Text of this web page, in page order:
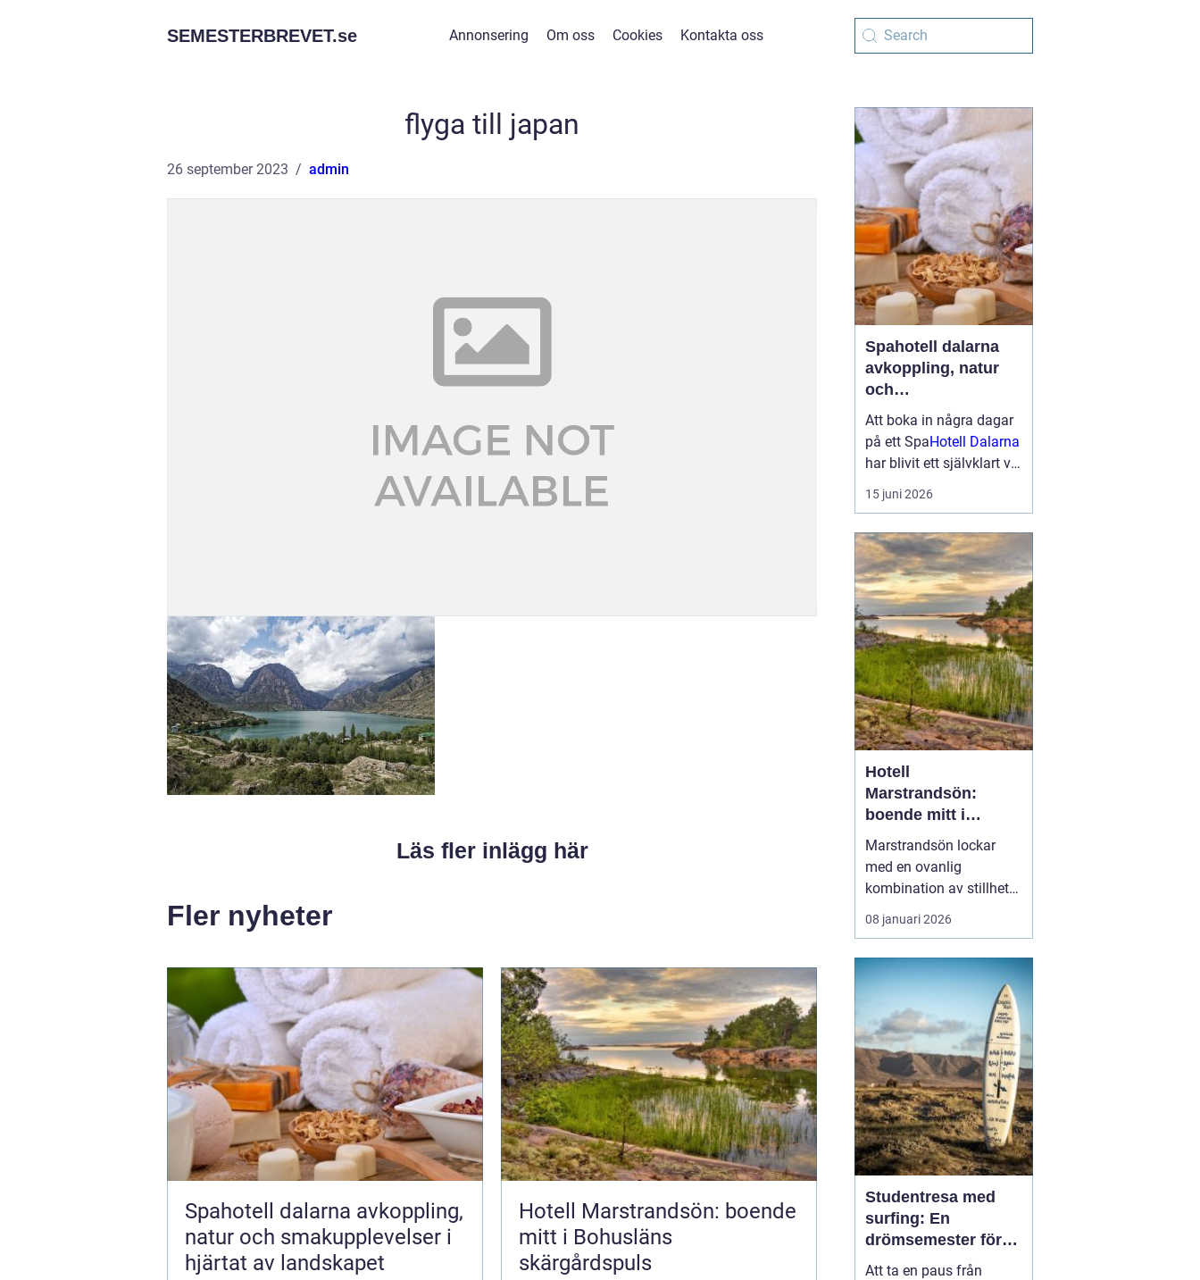
SEMESTERBREVET.se Annonsering Om oss Cookies Kontakta oss
flyga till japan
26 september 2023 admin
Läs fler inlägg här
Fler nyheter
Spahotell dalarna avkoppling,
natur och smakupplevelser i
hjärtat av landskapet
Hotell Marstrandsön: boende
mitt i Bohusläns
skärgårdspuls
Spahotell dalarna
avkoppling, natur
och
smakupplevelser i
hjärtat av
landskapet
Att boka in några dagar
på ett SpaHotell Dalarna
har blivit ett självklart val
för många som söker
lugn, vacker natur och
av dalaskog, sjöutsikt,
spa, väl genomtänkta
menyer och personligt
vär...
15 juni 2026
Hotell
Marstrandsön:
boende mitt i
Bohusläns
skärgårdspuls
Marstrandsön lockar
med en ovanlig
kombination av stillhet
och liv. Här möts salta
bad, segelbåtar,
moderna restauranger
inom några få minuters
promenad. För många är
valet ...
08 januari 2026
Studentresa med
surfing: En
drömsemester för
studenter i Portugal
Att ta en paus från